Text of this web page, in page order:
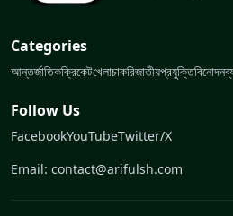
Categories
আন্তর্জাতিকক্রিকেটখেলাচাকরিজাতীয়প্রযুক্তিবিনোদন
Follow Us
FacebookYouTubeTwitter/X
Email: contact@arifulsh.com